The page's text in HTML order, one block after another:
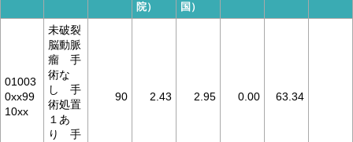
院）
国）
01003
0xx99
10xx
未破裂
脳動脈
瘤 手
術な
し 手
術処置
１あ
り 手
90 2.43 2.95 0.00 63.34